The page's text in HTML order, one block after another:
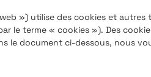
») utilise des cookies et autres
le terme « cookies »). Des
le document ci-dessous, nous